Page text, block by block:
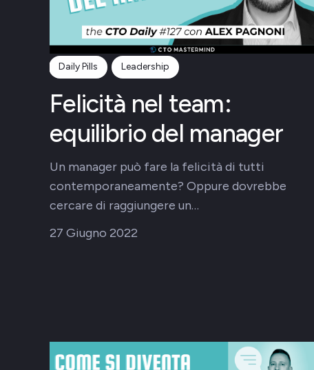
Daily Pills Leadership
Felicità nel team:
equilibrio del manager
Un manager può fare la felicità di tutti
contemporaneamente? Oppure dovrebbe
cercare di raggiungere un…
27 Giugno 2022